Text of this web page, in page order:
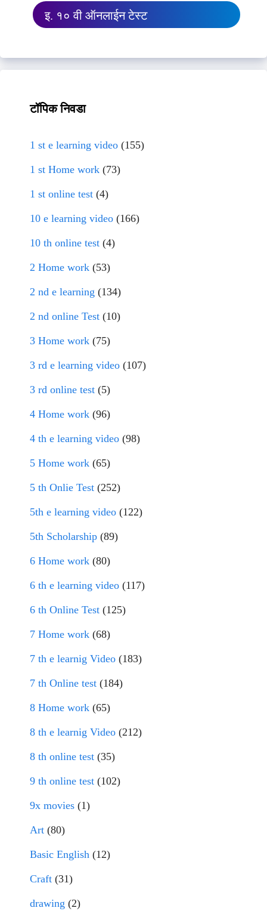
इ. १० वी ऑनलाईन टेस्ट
टॉपिक निवडा
1 st e learning video (155)
1 st Home work (73)
1 st online test (4)
10 e learning video (166)
10 th online test (4)
2 Home work (53)
2 nd e learning (134)
2 nd online Test (10)
3 Home work (75)
3 rd e learning video (107)
3 rd online test (5)
4 Home work (96)
4 th e learning video (98)
5 Home work (65)
5 th Onlie Test (252)
5th e learning video (122)
5th Scholarship (89)
6 Home work (80)
6 th e learning video (117)
6 th Online Test (125)
7 Home work (68)
7 th e learnig Video (183)
7 th Online test (184)
8 Home work (65)
8 th e learnig Video (212)
8 th online test (35)
9 th online test (102)
9x movies (1)
Art (80)
Basic English (12)
Craft (31)
drawing (2)